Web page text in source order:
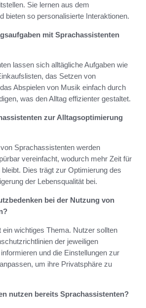
Sie lernen aus dem
bieten so personalisierte Interaktionen.
mit Sprachassistenten
lassen sich alltägliche Aufgaben wie
das Setzen von
Abspielen von Musik einfach durch
was den Alltag effizienter gestaltet.
zur Alltagsoptimierung
Sprachassistenten werden
vereinfacht, wodurch mehr Zeit für
Dies trägt zur Optimierung des
der Lebensqualität bei.
bei der Nutzung von
wichtiges Thema. Nutzer sollten
der jeweiligen
und die Einstellungen zur
um ihre Privatsphäre zu
nutzen bereits Sprachassistenten?